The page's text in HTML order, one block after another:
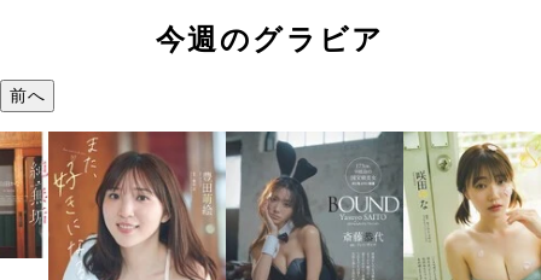
今週のグラビア
前へ